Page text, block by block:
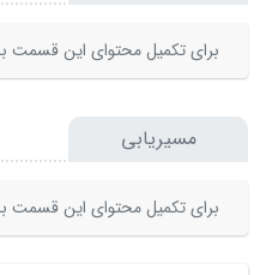
برای تکمیل محتوای این قسمت
مسیریابی
برای تکمیل محتوای این قسمت